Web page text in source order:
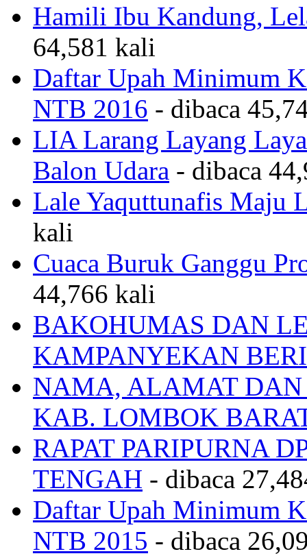
Hamili Ibu Kandung,
64,581 kali
Daftar Upah Minimum
NTB 2016 - dibaca
LIA Larang Layang
Balon Udara - dibaca
Lale Yaquttunafis Maju
kali
Cuaca Buruk Ganggu
44,766 kali
BAKOHUMAS DAN
KAMPANYEKAN
NAMA, ALAMAT DAN
KAB. LOMBOK
RAPAT PARIPURNA
TENGAH - dibaca
Daftar Upah Minimum
NTB 2015 - dibaca